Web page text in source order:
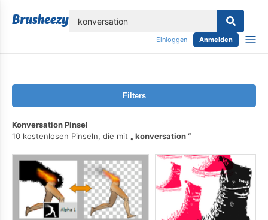
Einloggen Anmelden
Filters
Konversation Pinsel
10 kostenlosen Pinseln, die mit
konversation